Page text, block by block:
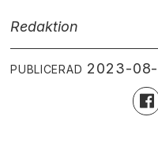
Redaktion
PUBLICERAD 2023-